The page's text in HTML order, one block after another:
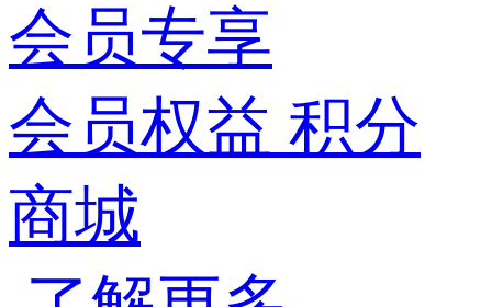
会员专享
会员权益 积分
商城